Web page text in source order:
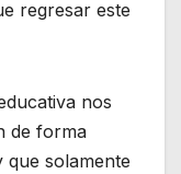
regresar este
nos
de forma
que solamente